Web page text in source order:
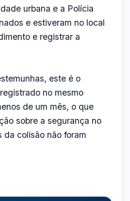
urbana e a Polícia
e estiveram no local
e registrar a
este é o
no mesmo
de um mês, o que
sobre a segurança no
da colisão não foram